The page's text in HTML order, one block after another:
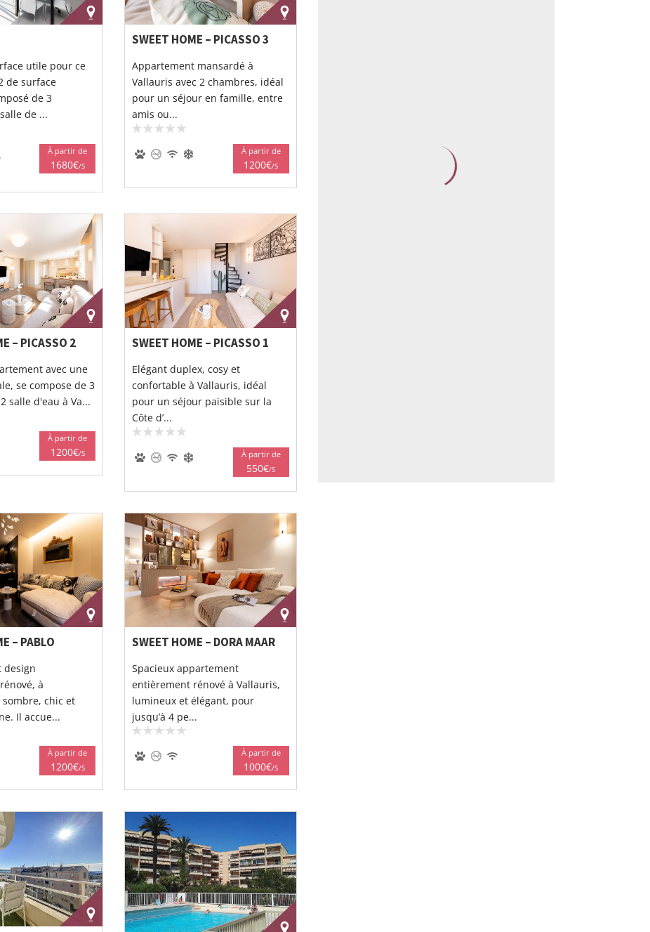
utile pour ce
de surface
de 3
de ...
À partir de
1680€/S
SWEET HOME – PICASSO 3
Appartement mansardé à
Vallauris avec 2 chambres, idéal
pour un séjour en famille, entre
amis ou...
À partir de
1200€/S
– PICASSO 2
avec une
se compose de 3
salle d'eau à Va...
À partir de
1200€/S
SWEET HOME – PICASSO 1
Elégant duplex, cosy et
confortable à Vallauris, idéal
pour un séjour paisible sur la
Côte d’...
À partir de
550€/S
– PABLO
design
à
sombre, chic et
Il accue...
À partir de
1200€/S
SWEET HOME – DORA MAAR
Spacieux appartement
entièrement rénové à Vallauris,
lumineux et élégant, pour
jusqu’à 4 pe...
À partir de
1000€/S